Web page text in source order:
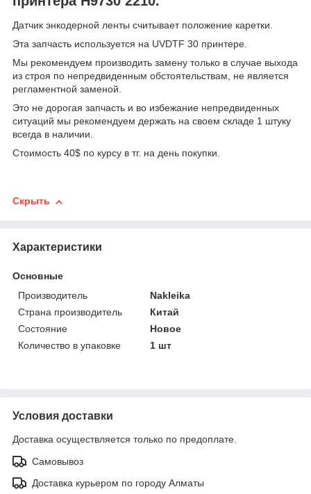
Датчик энкодерной ленты считывает положение каретки.
Эта запчасть используется на UVDTF 30 принтере.
Мы рекомендуем производить замену только в случае выхода
из строя по непредвиденным обстоятельствам, не является
регламентной заменой.
Это не дорогая запчасть и во избежание непредвиденных
ситуаций мы рекомендуем держать на своем складе 1 штуку
всегда в наличии.
Стоимость 40$ по курсу в тг. на день покупки.
Скрыть
Характеристики
Основные
Производитель
Nakleika
Страна производитель
Китай
Состояние
Новое
Количество в упаковке
1 шт
Условия доставки
Доставка осуществляется только по предоплате.
Самовывоз
Доставка курьером по городу Алматы